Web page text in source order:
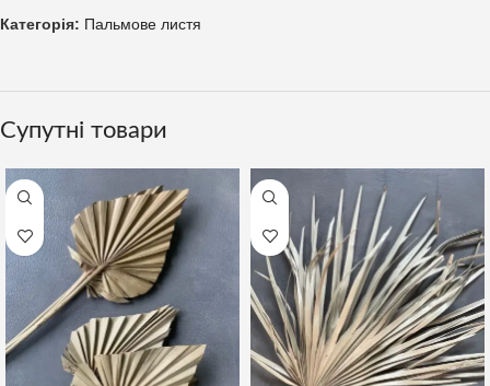
Категорія: Пальмове листя
Супутні товари